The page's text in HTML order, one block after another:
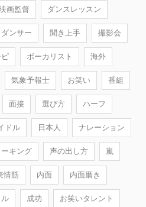
画監督 ダンスレッスン
ンサー 聞き上手 撮影会
ピ ボーカリスト 海外
気象予報士 お笑い 番組
面接 選び方 ハーフ
ドル 日本人 ナレーション
ーキング 声の出し方 嵐
情筋 内面 内面磨き
成功 お笑いタレント